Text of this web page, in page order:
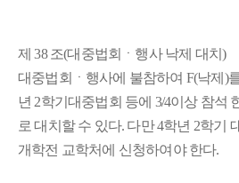
제 38 조(대중법회ㆍ행사 낙제 대치)
대중법회ㆍ행사에 불참하여 F(낙제)
년 2학기대중법회 등에 3/4이상 참석
로 대치할 수 있다. 다만 4학년 2학기
개학전 교학처에 신청하여야 한다.